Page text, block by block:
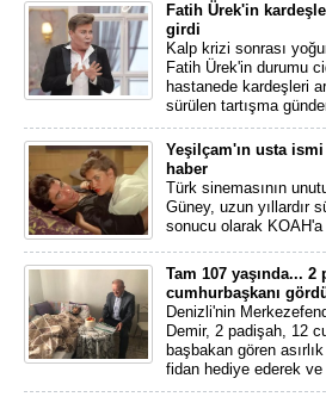
Fatih Ürek'in
girdi
Kalp krizi sonrası
Fatih Ürek'in durumu
hastanede kardeşleri
sürülen tartışma
Yeşilçam'ın usta
haber
Türk sinemasının
Güney, uzun yıllardır
sonucu olarak KOAH'a
Tam 107 yaşında... 2
cumhurbaşkanı
Denizli'nin
Demir, 2 padişah, 12
başbakan gören
fidan hediye ederek